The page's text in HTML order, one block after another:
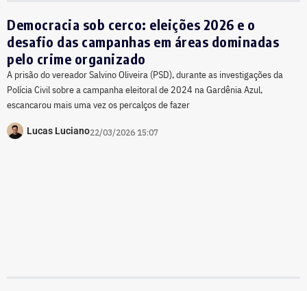
Democracia sob cerco: eleições 2026 e o
desafio das campanhas em áreas dominadas
pelo crime organizado
A prisão do vereador Salvino Oliveira (PSD), durante as investigações da
Polícia Civil sobre a campanha eleitoral de 2024 na Gardênia Azul,
escancarou mais uma vez os percalços de fazer
Lucas Luciano22/03/2026 15:07